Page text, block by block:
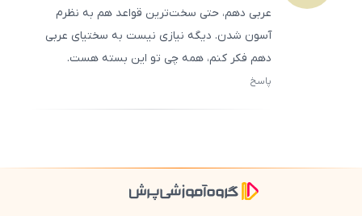
عربی دهم، حتی سخت‌ترین قواعد هم به نظرم
آسون شدن. دیگه نیازی نیست به سختیای عربی
دهم فکر کنم، همه چی تو این بسته هست.
پاسخ